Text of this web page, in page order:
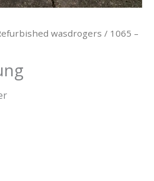
wasdrogers / 1065 –